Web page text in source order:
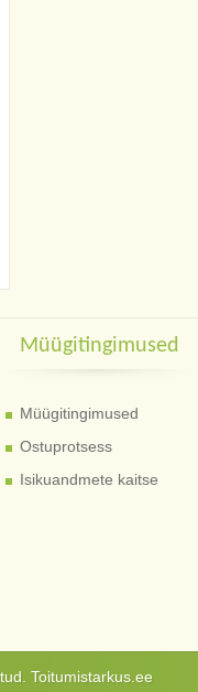
Müügitingimused
Müügitingimused
Ostuprotsess
Isikuandmete kaitse
Toitumistarkus.ee